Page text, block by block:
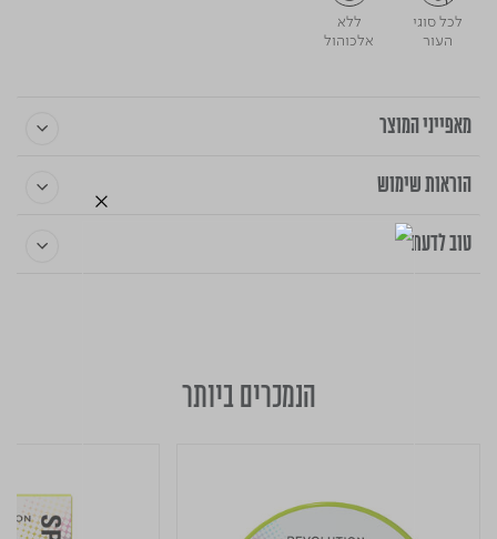
לכל סוגי
העור
ללא
אלכוהול
מאפייני המוצר
הוראות שימוש
טוב לדעת
הנמכרים ביותר